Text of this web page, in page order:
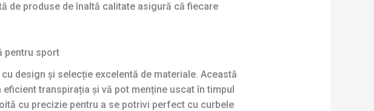
de produse de înaltă calitate asigură că fiecare
pentru sport
design și selecție excelentă de materiale. Această
transpirația și vă pot menține uscat în timpul
cu precizie pentru a se potrivi perfect cu curbele